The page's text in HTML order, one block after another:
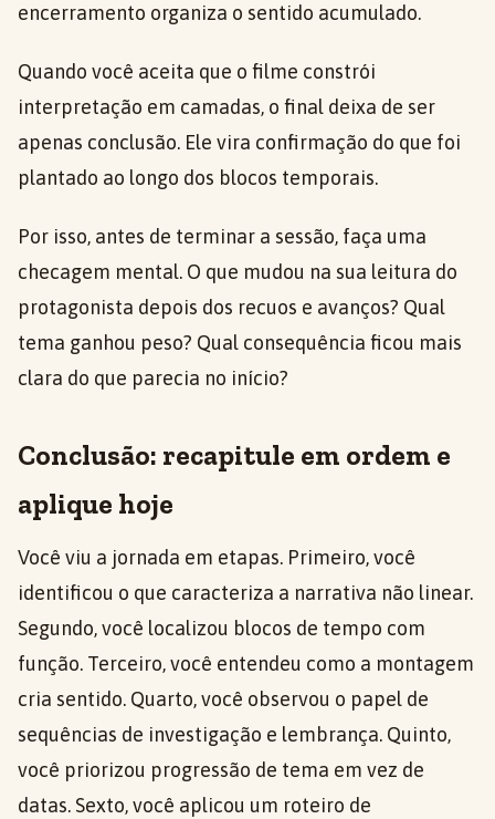
encerramento organiza o sentido acumulado.
Quando você aceita que o filme constrói
interpretação em camadas, o final deixa de ser
apenas conclusão. Ele vira confirmação do que foi
plantado ao longo dos blocos temporais.
Por isso, antes de terminar a sessão, faça uma
checagem mental. O que mudou na sua leitura do
protagonista depois dos recuos e avanços? Qual
tema ganhou peso? Qual consequência ficou mais
clara do que parecia no início?
Conclusão: recapitule em ordem e
aplique hoje
Você viu a jornada em etapas. Primeiro, você
identificou o que caracteriza a narrativa não linear.
Segundo, você localizou blocos de tempo com
função. Terceiro, você entendeu como a montagem
cria sentido. Quarto, você observou o papel de
sequências de investigação e lembrança. Quinto,
você priorizou progressão de tema em vez de
datas. Sexto, você aplicou um roteiro de